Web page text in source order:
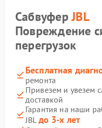
СабвуферJBL
Повреждение
перегрузок
Бесплатная
ремонта
Привезем и увезем
доставкой
Гарантия на наши
JBL до 3-х лет